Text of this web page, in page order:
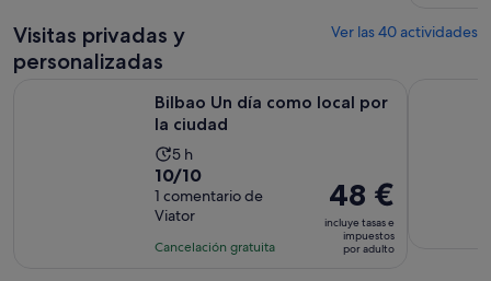
8 horas
Visitas privadas y
personalizadas
Ver las 40 actividades
Bilbao Un día como local por
la ciudad
La
duración
de
la
actividad
5 h
10.0
sobre
10
con
10/10
1 comentario de
Viator
Cancelación gratuita
El
precio
es
de
48 €
incluye tasas e
impuestos
por adulto